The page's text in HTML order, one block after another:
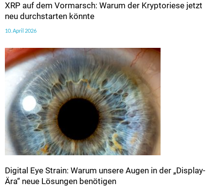
XRP auf dem Vormarsch: Warum der Kryptoriese jetzt
neu durchstarten könnte
10. April 2026
Digital Eye Strain: Warum unsere Augen in der „Display-
Ära“ neue Lösungen benötigen